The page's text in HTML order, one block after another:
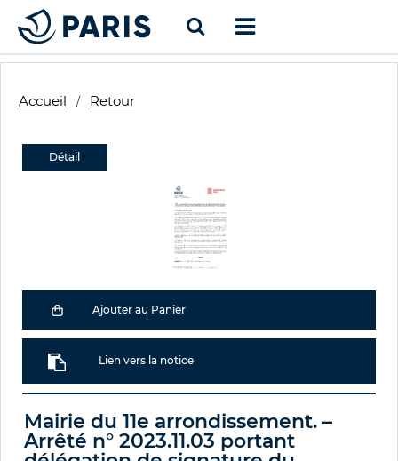
Accueil Retour
Détail
Ajouter au Panier
Lien vers la notice
Mairie du 11e arrondissement. –
Arrêté n° 2023.11.03 portant